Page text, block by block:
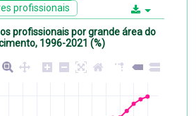
profissionais
profissionais por grande área do
1996-2021 (%)